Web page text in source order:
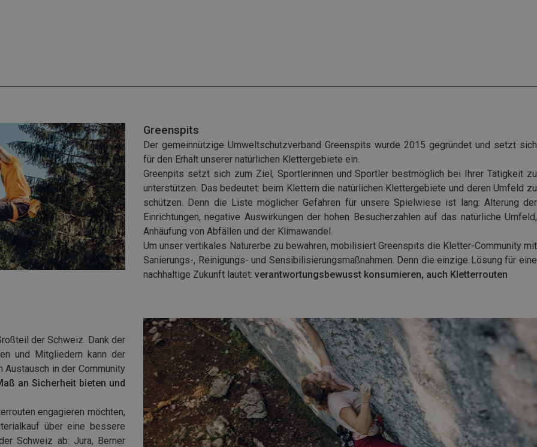
Greenspits
Der gemeinnützige Umweltschutzverband Greenspits wurde 2015 gegründet und setzt sich
für den Erhalt unserer natürlichen Klettergebiete ein.
Greenpits setzt sich zum Ziel, Sportlerinnen und Sportler bestmöglich bei Ihrer Tätigkeit zu
unterstützen. Das bedeutet: beim Klettern die natürlichen Klettergebiete und deren Umfeld zu
schützen. Denn die Liste möglicher Gefahren für unsere Spielwiese ist lang: Alterung der
Einrichtungen, negative Auswirkungen der hohen Besucherzahlen auf das natürliche Umfeld,
Anhäufung von Abfällen und der Klimawandel.
Um unser vertikales Naturerbe zu bewahren, mobilisiert Greenspits die Kletter-Community mit
Sanierungs-, Reinigungs- und Sensibilisierungsmaßnahmen. Denn die einzige Lösung für eine
nachhaltige Zukunft lautet: verantwortungsbewusst konsumieren, auch Kletterrouten
der Schweiz. Dank der
und Mitgliedern kann der
in der Community
an Sicherheit bieten und
engagieren möchten,
über eine bessere
Schweiz ab: Jura, Berner